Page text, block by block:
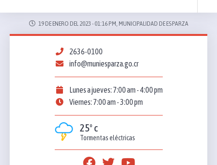
19 DE ENERO DEL 2023 - 01:16 PM, MUNICIPALIDAD DE ESPARZA
2636-0100
info@muniesparza.go.cr
Lunes a jueves: 7:00 am - 4:00 pm
Viernes: 7:00 am - 3:00 pm
25º c
Tormentas eléctricas